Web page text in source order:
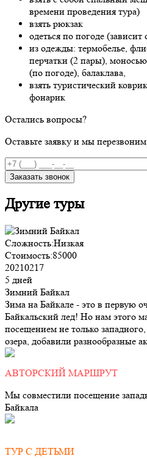
времени проведения тура)
взять рюкзак
одеться по погоде
из одежды: термобелье,
перчатки (2 пары),
(по погоде), балаклава,
взять туристический
фонарик
Остались вопросы?
Оставьте заявку и мы
Другие туры
Сложность:Низкая
Стоимость:85000
20210217
5 дней
Зимний Байкал
Зима на Байкале - это в первую
Байкальский лед! Но нам этого
посещением не только
озера, добавили разнообразные
АВТОРСКИЙ МАРШРУТ
Мы совместили посещение
Байкала
ТУР С ДЕТЬМИ